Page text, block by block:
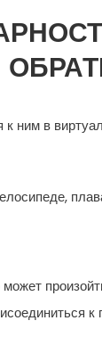
ним в